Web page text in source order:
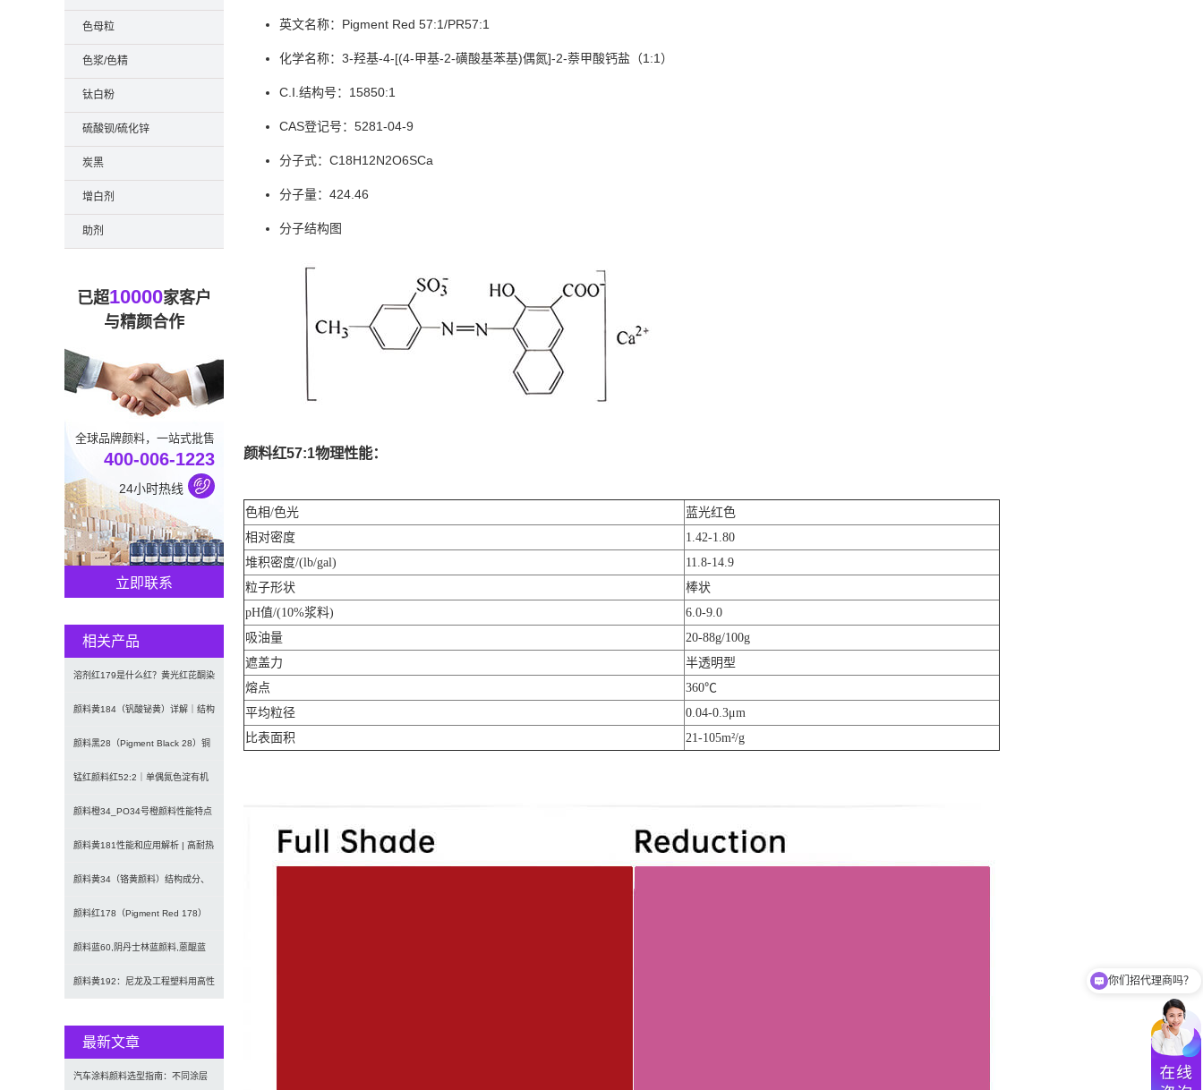
英文名称：Pigment Red 57:1/PR57:1
化学名称：3-羟基-4-[(4-甲基-2-磺酸基苯基)偶氮]-2-萘甲酸钙盐（1:1）
C.I.结构号：15850:1
CAS登记号：5281-04-9
分子式：C18H12N2O6SCa
分子量：424.46
分子结构图
颜料红57:1物理性能：
色相/色光
蓝光红色
相对密度
1.42-1.80
堆积密度/(lb/gal)
11.8-14.9
粒子形状
棒状
pH值/(10%浆料)
6.0-9.0
吸油量
20-88g/100g
遮盖力
半透明型
熔点
360℃
平均粒径
0.04-0.3μm
比表面积
21-105m²/g
色母粒
色浆/色精
钛白粉
硫酸钡/硫化锌
炭黑
增白剂
助剂
已超10000家客户
与精颜合作
全球品牌颜料，一站式批售
400-006-1223
24小时热线
立即联系
相关产品
溶剂红179是什么红？黄光红芘酮染
料的制备方法、性...
颜料黄184（钒酸铋黄）详解｜结构
式、合成方法与高...
颜料黑28（Pigment Black 28）铜
铬...
锰红颜料红52:2｜单偶氮色淀有机
颜料Pigmen...
颜料橙34_PO34号橙颜料性能特点
与生产工艺流程...
颜料黄181性能和应用解析 | 高耐热
红黄色有机颜...
颜料黄34（铬黄颜料）结构成分、
性能、种类、安全及...
颜料红178（Pigment Red 178）
苝红...
颜料蓝60,阴丹士林蓝颜料,蒽醌蓝
P.B.60
颜料黄192：尼龙及工程塑料用高性
最新文章
汽车涂料颜料选型指南：不同涂层
你们有免费样品提供吗？